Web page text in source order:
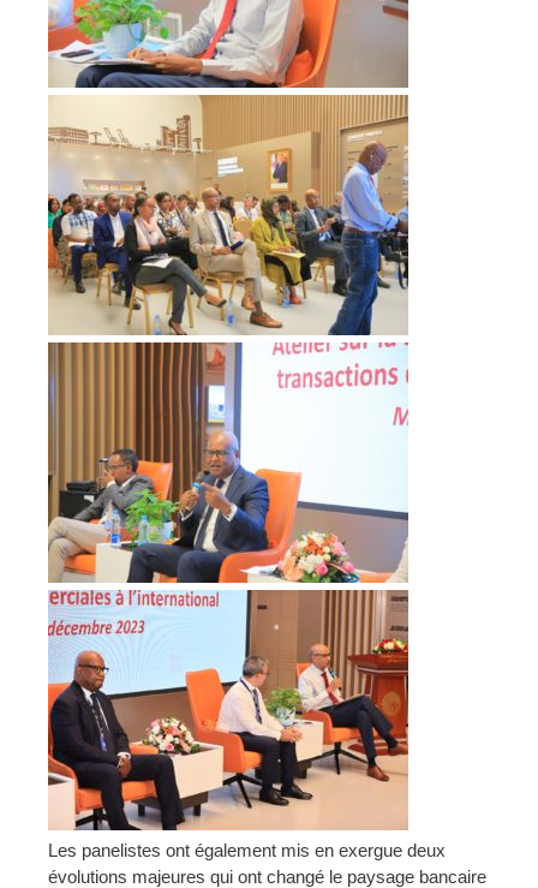
Les panelistes ont également mis en exergue deux
évolutions majeures qui ont changé le paysage bancaire